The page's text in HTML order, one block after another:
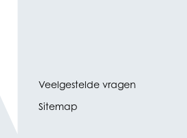
Veelgestelde vragen
Sitemap